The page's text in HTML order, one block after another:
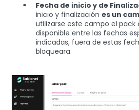
Fecha de inicio y de
inicio y finalización es un
utilizarse este campo el pack
disponible entre las fechas
indicadas, fuera de estas
bloqueara.